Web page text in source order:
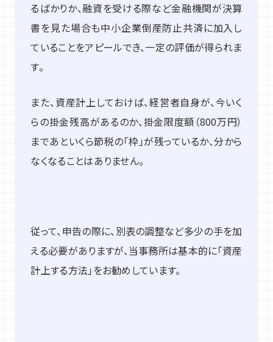
るばかりか、融資を受ける際など金融機関が決算
書を見た場合も中小企業倒産防止共済に加入し
ていることをアピールでき、一定の評価が得られま
す。
また、資産計上しておけば、経営者自身が、今いく
らの掛金残高があるのか、掛金限度額（800万円）
まであといくら節税の「枠」が残っているか、分から
なくなることはありません。
従って、申告の際に、別表の調整など多少の手を加
える必要がありますが、当事務所は基本的に「資産
計上する方法」をお勧めしています。